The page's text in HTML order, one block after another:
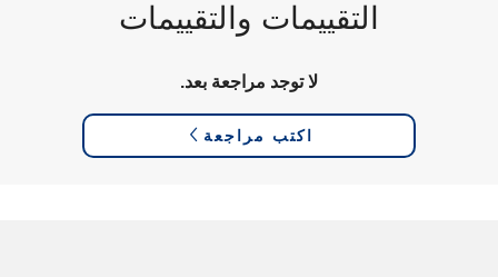
التقييمات والتقييمات
لا توجد مراجعة بعد.
اكتب مراجعة